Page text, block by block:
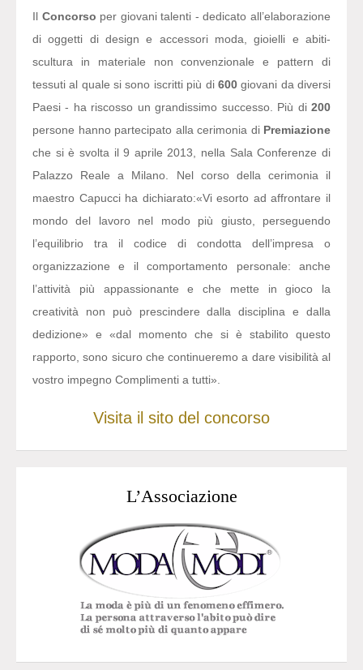
Il Concorso per giovani talenti - dedicato all’elaborazione
di oggetti di design e accessori moda, gioielli e abiti-
scultura in materiale non convenzionale e pattern di
tessuti al quale si sono iscritti più di 600giovani da diversi
Paesi - ha riscosso un grandissimo successo. Più di 200
persone hanno partecipato alla cerimonia di Premiazione
che si è svolta il 9 aprile 2013, nella Sala Conferenze di
Palazzo Reale a Milano. Nel corso della cerimonia il
maestro Capucci ha dichiarato:«Vi esorto ad affrontare il
mondo del lavoro nel modo più giusto, perseguendo
l’equilibrio tra il codice di condotta dell’impresa o
organizzazione e il comportamento personale: anche
l’attività più appassionante e che mette in gioco la
creatività non può prescindere dalla disciplina e dalla
dedizione» e «dal momento che si è stabilito questo
rapporto, sono sicuro che continueremo a dare visibilità al
vostro impegno Complimenti a tutti».
Visita il sito del concorso
L’Associazione